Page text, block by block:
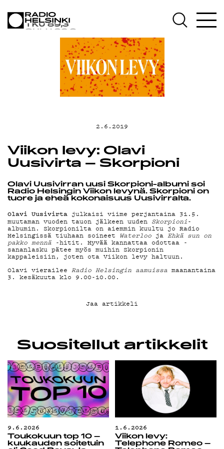
AJANKOHTAISTA
OHJELMAT
TEKIJÄT
ON-DEMAND
PODCAST
MAINOSTA
YHTEYSTIEDOT
G LIVELAB
YSTÄVÄKLUBI
TIETOSUOJA
KIRJAUDU SISÄÄN
2.6.2019
Viikon levy: Olavi
Uusivirta – Skorpioni
Olavi Uusivirran uusi Skorpioni-albumi soi
Radio Helsingin Viikon levynä. Skorpioni on
tuore ja eheä kokonaisuus Uusivirralta.
Olavi Uusivirta julkaisi viime perjantaina 31.5.
muutaman vuoden tauon jälkeen uuden Skorpioni-
albumin. Skorpionilta on aiemmin kuultu jo Radio
Helsingissä tiuhaan soineet Waterloo ja Ehkä sun on
pakko mennä -hitit. Hyvää kannattaa odottaa -
sananlasku pätee myös muihin Skorpionin
kappaleisiin, joten ota Viikon levy haltuun.
Olavi vierailee Radio Helsingin aamuissa maanantaina
3. kesäkuuta klo 9.00-10.00.
Jaa artikkeli
Suositellut artikkelit
9.6.2026
Toukokuun top 10 –
kuukauden soitetuin
1.6.2026
Viikon levy:
Telephone Romeo –